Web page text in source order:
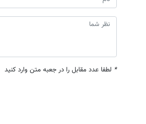
* لطفا عدد مقابل را در جعبه متن وارد کنید